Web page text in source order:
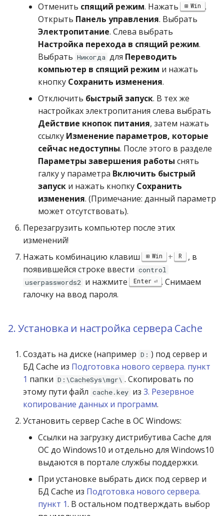
Отменить спящий режим. Нажать Win .
Открыть Панель управления. Выбрать
Электропитание. Слева выбрать
Настройка перехода в спящий режим.
Выбрать Никогда для Переводить
компьютер в спящий режим и нажать
кнопку Сохранить изменения.
Отключить быстрый запуск. В тех же
настройках электропитания слева выбрать
Действие кнопок питания, затем нажать
ссылку Изменение параметров, которые
сейчас недоступны. После этого в разделе
Параметры завершения работы снять
галку у параметра Включить быстрый
запуск и нажать кнопку Сохранить
изменения. (Примечание: данный параметр
может отсутствовать).
Перезагрузить компьютер после этих
изменений!
Нажать комбинацию клавиш
Win + R
, в
появившейся строке ввести control
userpasswords2 и нажмите Enter
. Снимаем
галочку на ввод пароля.
2. Установка и настройка сервера Cache
Создать на диске (например D: ) под сервер и
БД Cache из Подготовка нового сервера. пункт
1 папки D:\CacheSys\mgr\ . Скопировать по
этому пути файл cache.key из 3. Резервное
копирование данных и программ.
Установить сервер Cache в ОС Windows:
Ссылки на загрузку дистрибутива Cache для
ОС до Windows10 и отдельно для Windows10
выдаются в портале службы поддержки.
При установке выбрать диск под сервер и
БД Cache из Подготовка нового сервера.
пункт 1. В остальном подтверждать выбор